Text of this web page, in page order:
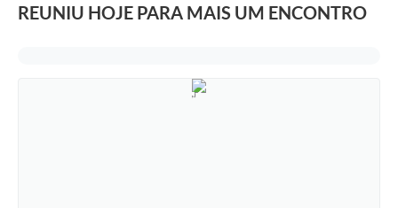
REUNIU HOJE PARA MAIS UM ENCONTRO